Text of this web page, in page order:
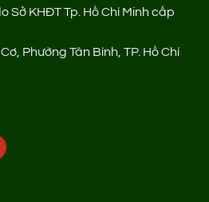
Sở KHĐT Tp. Hồ Chí Minh cấp
Phường Tân Bình, TP. Hồ Chí